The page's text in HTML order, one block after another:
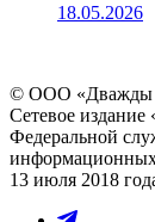
18.05.2026
© ООО «Дважды
Сетевое издание
Федеральной
13 июля 2018